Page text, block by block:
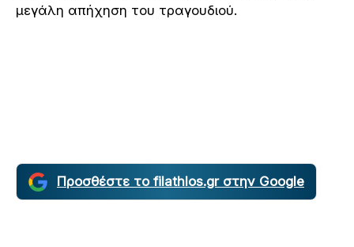
μεγάλη απήχηση του τραγουδιού.
Προσθέστε το filathlos.gr στην Google